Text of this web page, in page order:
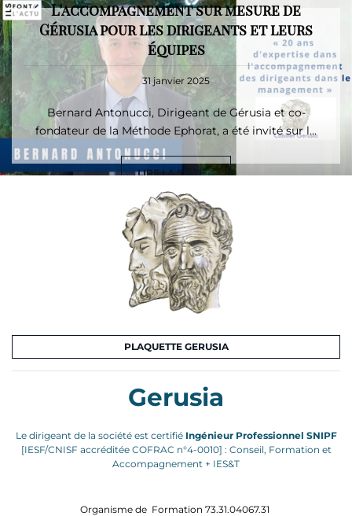
L’accompagnement sur mesure de
Gérusia pour les dirigeants et leurs
équipes
31 janvier 2025
Bernard Antonucci, Dirigeant de Gérusia et co-
fondateur de la Méthode Ephorat, a été invité sur l...
LIRE LA SUITE ...
PLAQUETTE GERUSIA
Gerusia
Le dirigeant de la société est certifié Ingénieur Professionnel SNIPF
[IESF/CNISF accréditée COFRAC n°4-0010] : Conseil, Formation et
Accompagnement + IES&T
Organisme de Formation 73.31.04067.31